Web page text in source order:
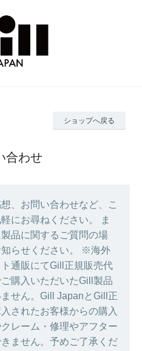
ショップへ戻る
合わせ
、お問い合わせなど、こ
にお尋ねください。 ま
品に関するご質問の場
らせください。 ※海外
通販にてGill正規販売代
購入いただいたGill製品
せん。Gill JapanとGill正
されたお客様からの購入
レーム・修理やアフター
ません。予めご了承くだ